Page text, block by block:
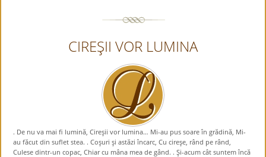
CIREŞII VOR LUMINA
. De nu va mai fi lumină, Cireşii vor lumina… Mi-au pus soare în grădină, Mi-
au făcut din suflet stea. . Coşuri şi astăzi încarc, Cu cireşe, rând pe rând,
Culese dintr-un copac, Chiar cu mâna mea de gând. . Şi-acum cât suntem încă